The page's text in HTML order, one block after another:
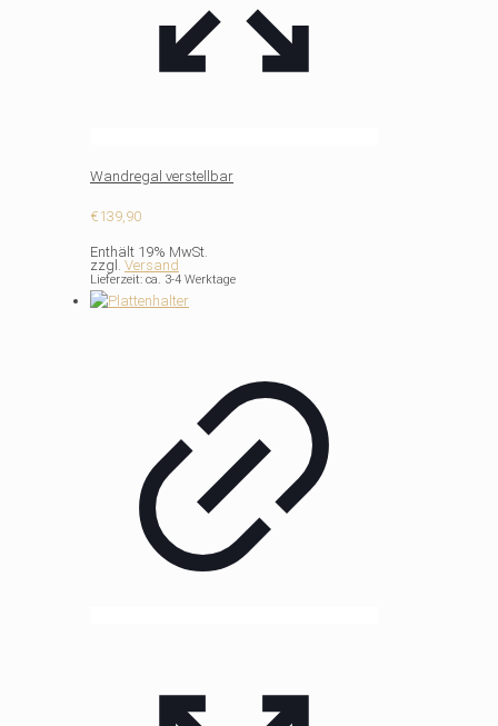
Wandregal verstellbar
€139,90
Enthält 19% MwSt.
zzgl. Versand
Lieferzeit: ca. 3-4 Werktage